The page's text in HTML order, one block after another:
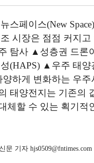
스페이스(New
시장은 점점 커지
탐사 ▲성층권 드론
(HAPS) ▲우주 태양
양하게 변화하는 우주
태양전지는 기존의
체할 수 있는 획기적
문 기자 hjs0509@fntimes.com